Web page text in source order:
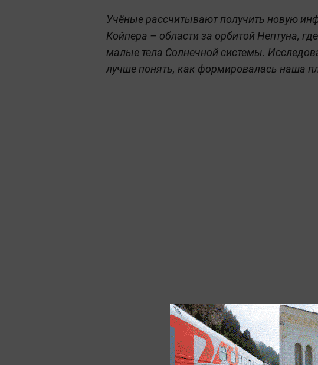
Учёные рассчитывают получить новую
Койпера – области за орбитой Нептуна,
малые тела Солнечной системы.
лучше понять, как формировалась наша